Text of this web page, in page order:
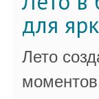
для
Лето